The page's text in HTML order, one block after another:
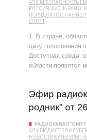
АПК БЕЗОПАСНОСТЬ
РОССИЯ ЖИЗНЬ
ПОРЯДОК ПОСЛАНИЕ
СПОРТ
1. В стране,
дату голосования
Доступная среда:
области появятся
Эфир
родник" от
РАДИОКАНАЛ
АПК БЮДЖЕТ ВОИ
НОВОСТИ КУЛЬТУРЫ